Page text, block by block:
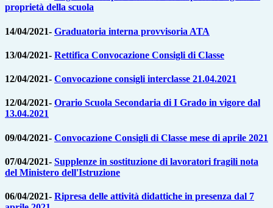
proprietà della scuola
14/04/2021- Graduatoria interna provvisoria ATA
13/04/2021- Rettifica Convocazione Consigli di Classe
12/04/2021- Convocazione consigli interclasse 21.04.2021
12/04/2021- Orario Scuola Secondaria di I Grado in vigore dal
13.04.2021
09/04/2021- Convocazione Consigli di Classe mese di aprile 2021
07/04/2021- Supplenze in sostituzione di lavoratori fragili nota
del Ministero dell'Istruzione
06/04/2021- Ripresa delle attività didattiche in presenza dal 7